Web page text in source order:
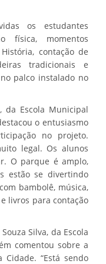
os estudantes
física, momentos
contação de
tradicionais e
palco instalado no
da Escola Municipal
o entusiasmo
no projeto.
legal. Os alunos
O parque é amplo,
estão se divertindo
bambolê, música,
livros para contação
Silva, da Escola
comentou sobre a
“Está sendo